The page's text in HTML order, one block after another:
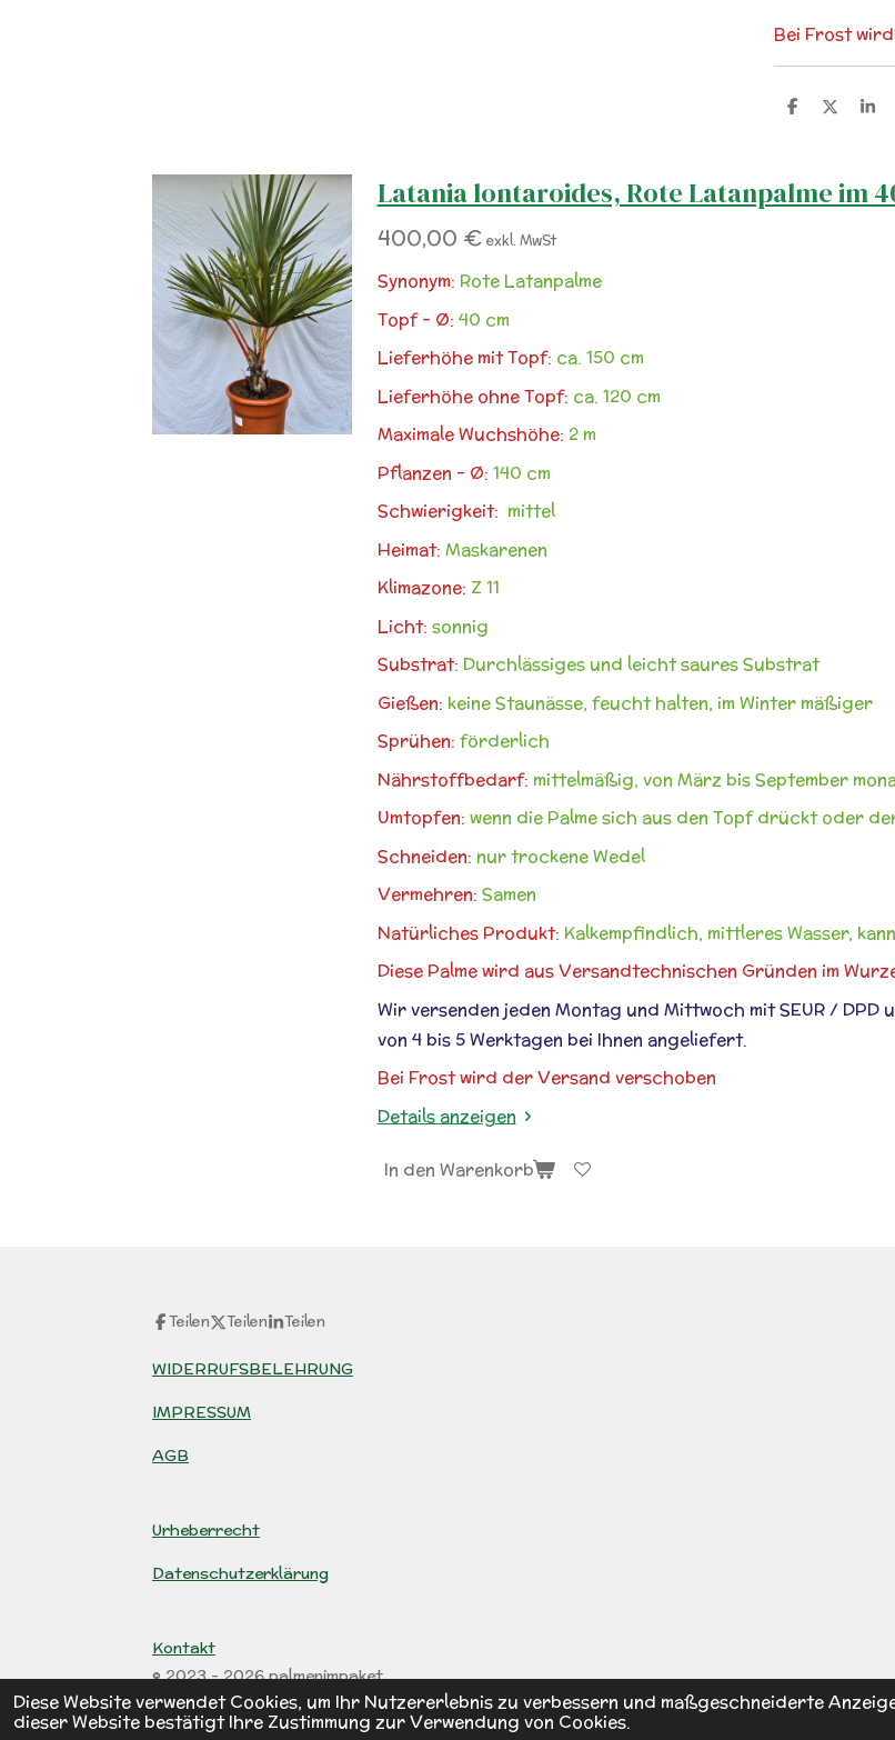
Diese Website verwendet Cookies, um Ihr Nutzererlebnis zu verbessern und maßgeschneiderte
dieser Website bestätigt Ihre Zustimmung zur Verwendung von Cookies.
Bei Frost
T
e
n
T
n
T
n
Latania lontaroides, Rote Latanpalme im
400,00 € exkl. MwSt
Synonym: Rote Latanpalme
Topf - Ø: 40 cm
Lieferhöhe mit Topf: ca. 150 cm
Lieferhöhe ohne Topf: ca. 120 cm
Maximale Wuchshöhe: 2 m
Pflanzen - Ø: 140 cm
Schwierigkeit: mittel
Heimat: Maskarenen
Klimazone: Z 11
Licht: sonnig
Substrat: Durchlässiges und leicht saures Substrat
Gießen: keine Staunässe, feucht halten, im Winter mäßiger
Sprühen: förderlich
Nährstoffbedarf: mittelmäßig, von März bis September
Umtopfen: wenn die Palme sich aus den Topf drückt oder
Schneiden: nur trockene Wedel
Vermehren: Samen
Natürliches Produkt: Kalkempfindlich, mittleres Wasser,
Diese Palme wird aus Versandtechnischen Gründen im
Wir versenden jeden Montag und Mittwoch mit SEUR /
von 4 bis 5 Werktagen bei Ihnen angeliefert.
Bei Frost wird der Versand verschoben
Details anzeigen
In den Warenkorb
Teilen Teilen Teilen
WIDERRUFSBELEHRUNG
IMPRESSUM
AGB
Urheberrecht
Datenschutzerklärung
Kontakt
© 2023 - 2026 palmenimpaket